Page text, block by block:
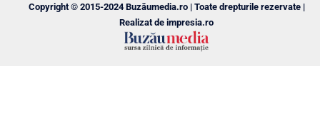
Copyright © 2015-2024 Buzăumedia.ro | Toate drepturile rezervate |
Realizat de impresia.ro